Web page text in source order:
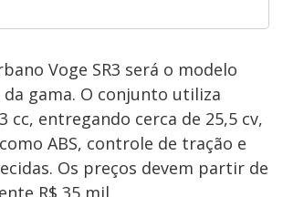
Voge SR3 será o modelo
da gama. O conjunto utiliza
cc, entregando cerca de 25,5 cv,
ABS, controle de tração e
Os preços devem partir de
R$ 35 mil.